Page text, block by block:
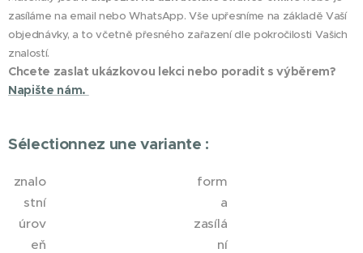
zasíláme na email nebo WhatsApp. Vše upřesníme na základě Vaší
objednávky, a to včetně přesného zařazení dle pokročilosti Vašich
znalostí.
Chcete zaslat ukázkovou lekci nebo poradit s výběrem?
Napište nám.
Sélectionnez une variante :
znalo
stní
úrov
eň
form
a
zasílá
ní